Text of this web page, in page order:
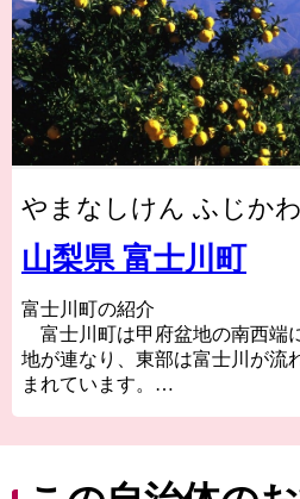
やまなしけん ふじか
山梨県 富士川町
富士川町の紹介
富士川町は甲府盆地の南西端
地が連なり、東部は富士川が流
まれています。
大法師公園の桜、妙法寺のあ